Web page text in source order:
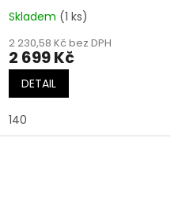
Skladem (1 ks)
2 230,58 Kč bez DPH
2 699 Kč
DETAIL
140